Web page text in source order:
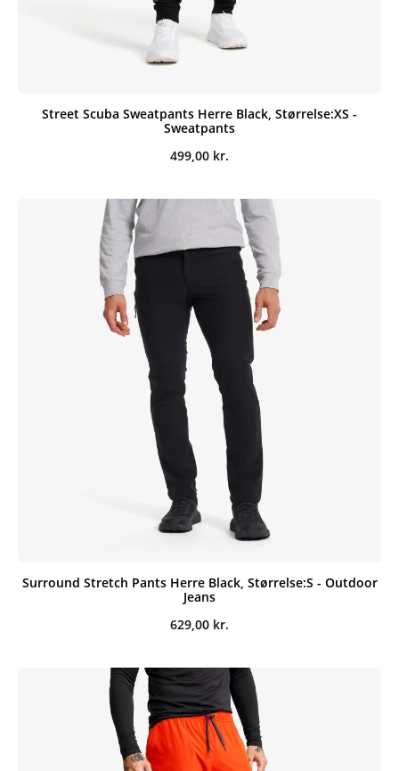
Street Scuba Sweatpants Herre Black, Størrelse:XS -
Sweatpants
499,00 kr.
Surround Stretch Pants Herre Black, Størrelse:S - Outdoor
Jeans
629,00 kr.